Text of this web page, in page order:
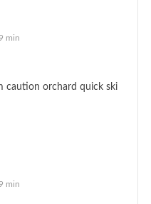
min
caution orchard quick ski
min